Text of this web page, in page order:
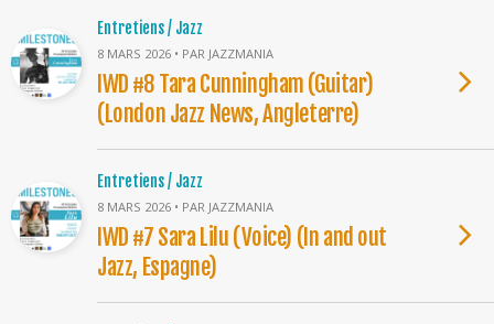
Entretiens / Jazz
8 MARS 2026 • PAR JAZZMANIA
IWD #8 Tara Cunningham (Guitar)
(London Jazz News, Angleterre)
Entretiens / Jazz
8 MARS 2026 • PAR JAZZMANIA
IWD #7 Sara Lilu (Voice) (In and out
Jazz, Espagne)